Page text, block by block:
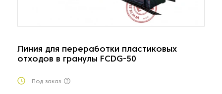
Линия для переработки пластиковых
отходов в гранулы FCDG-50
Под заказ